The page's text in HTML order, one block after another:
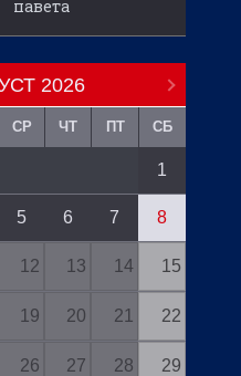
павета
2026
СР ЧТ ПТ СБ
1
5 6 7 8
12 13 14 15
19 20 21 22
26 27 28 29